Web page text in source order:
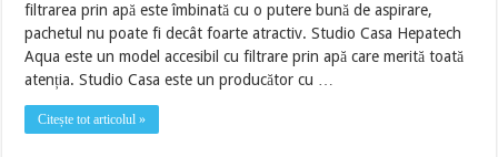
filtrarea prin apă este îmbinată cu o putere bună de aspirare,
pachetul nu poate fi decât foarte atractiv. Studio Casa Hepatech
Aqua este un model accesibil cu filtrare prin apă care merită toată
atenția. Studio Casa este un producător cu …
Citește tot articolul »